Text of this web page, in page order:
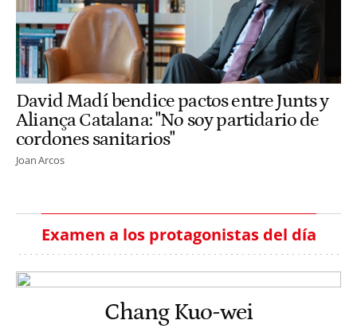
David Madí bendice pactos entre Junts y
Aliança Catalana: "No soy partidario de
cordones sanitarios"
Joan Arcos
Examen a los protagonistas del día
Chang Kuo-wei